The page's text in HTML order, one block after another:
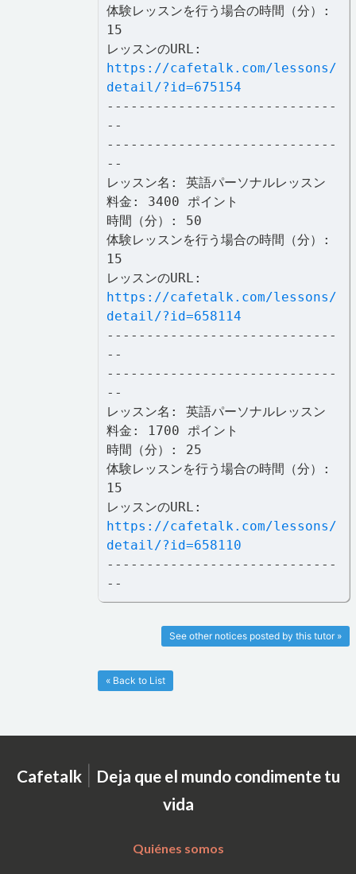
体験レッスンを行う場合の時間（分）:
15
レッスンのURL:
https://cafetalk.com/lessons/
detail/?id=675154
-----------------------------
--
-----------------------------
--
レッスン名: 英語パーソナルレッスン
料金: 3400 ポイント
時間（分）: 50
体験レッスンを行う場合の時間（分）:
15
レッスンのURL:
https://cafetalk.com/lessons/
detail/?id=658114
-----------------------------
--
-----------------------------
--
レッスン名: 英語パーソナルレッスン
料金: 1700 ポイント
時間（分）: 25
体験レッスンを行う場合の時間（分）:
15
レッスンのURL:
https://cafetalk.com/lessons/
detail/?id=658110
-----------------------------
--
See other notices posted by this tutor »
« Back to List
Cafetalk | Deja que el mundo condimente tu
vida
Quiénes somos